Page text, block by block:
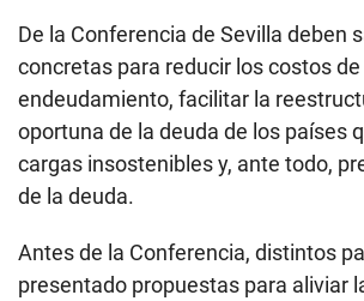
De la Conferencia de Sevilla deben
concretas para reducir los costos de
endeudamiento, facilitar la
oportuna de la deuda de los países
cargas insostenibles y, ante todo,
de la deuda.
Antes de la Conferencia, distintos
presentado propuestas para aliviar